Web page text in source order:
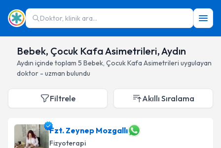
Doktor, klinik ara...
Bebek, Çocuk Kafa Asimetrileri, Aydın
Aydın içinde toplam 5 Bebek, Çocuk Kafa Asimetrileri uygulayan
doktor - uzman bulundu
Filtrele Akıllı Sıralama
Fzt. Zeynep Mozgallı
Fizyoterapi